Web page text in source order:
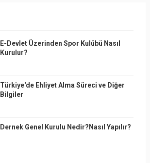
E-Devlet Üzerinden Spor Kulübü Nasıl
Kurulur?
Türkiye'de Ehliyet Alma Süreci ve Diğer
Bilgiler
Dernek Genel Kurulu Nedir?Nasıl Yapılır?